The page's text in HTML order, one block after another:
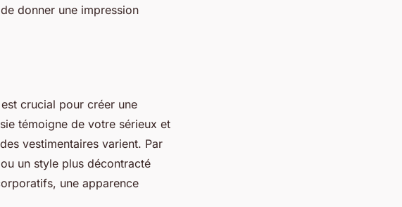
donner une impression
crucial pour créer une
témoigne de votre sérieux et
vestimentaires varient. Par
un style plus décontracté
une apparence